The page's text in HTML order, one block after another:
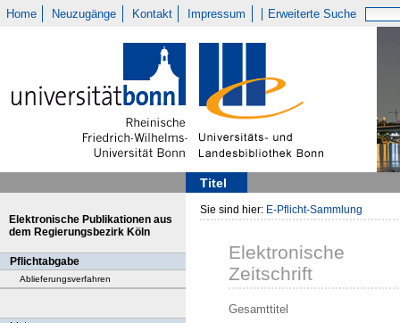
Home Neuzugänge Kontakt Impressum Erweiterte Suche
Titel
Elektronische Publikationen aus
dem Regierungsbezirk Köln
Pflichtabgabe
Ablieferungsverfahren
Sie sind hier: E-Pflicht-Sammlung
Elektronische
Zeitschrift
Gesamttitel